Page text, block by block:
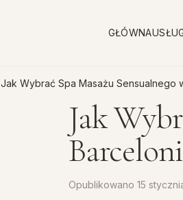
GŁÓWNA
Jak Wybrać Spa Masażu Sensualnego
Jak
Opublikowano 15